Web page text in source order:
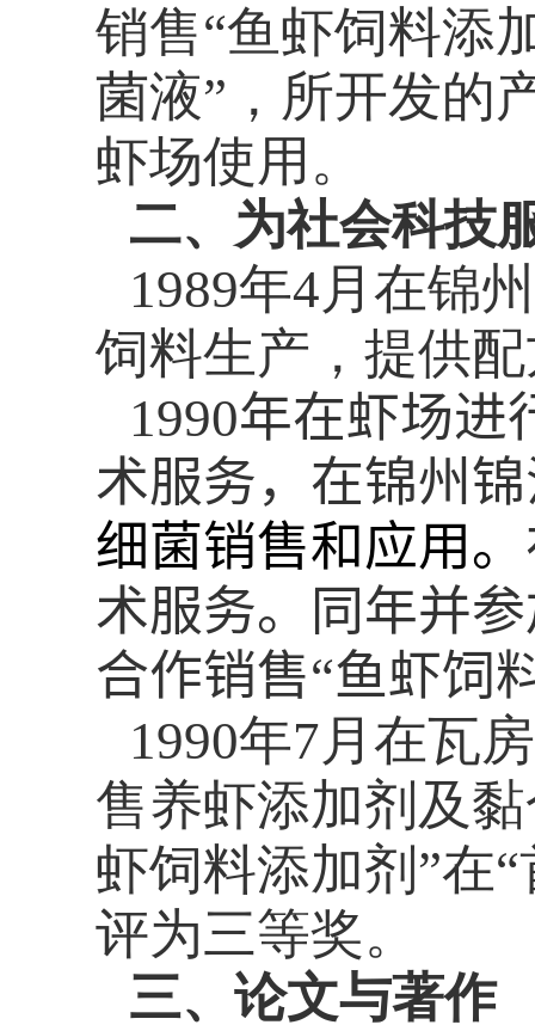
销售“鱼虾饲料添
菌液”，所开发的
虾场使用。
二、为社会科技
1989年4月在锦州
饲料生产，提供
1990年在虾场进
术服务，在锦州
细菌销售和应用。
术服务。同年并
合作销售“鱼虾饲
1990年7月在瓦
售养虾添加剂及
虾饲料添加剂”在
评为三等奖。
三、论文与著作